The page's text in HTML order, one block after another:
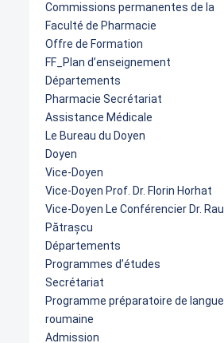
Commissions permanentes de la
Faculté de Pharmacie
Offre de Formation
FF_Plan d’enseignement
Départements
Pharmacie Secrétariat
Assistance Médicale
Le Bureau du Doyen
Doyen
Vice-Doyen
Vice-Doyen Prof. Dr. Florin Horhat
Vice-Doyen Le Conférencier Dr. Raul
Pătrașcu
Départements
Programmes d’études
Secrétariat
Programme préparatoire de langue
roumaine
Admission